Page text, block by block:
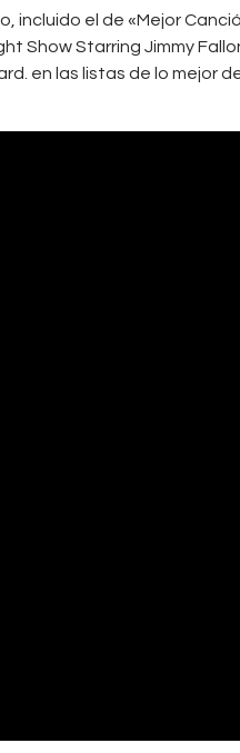
incluido el de «Mejor
Show Starring Jimmy
en las listas de lo mejor